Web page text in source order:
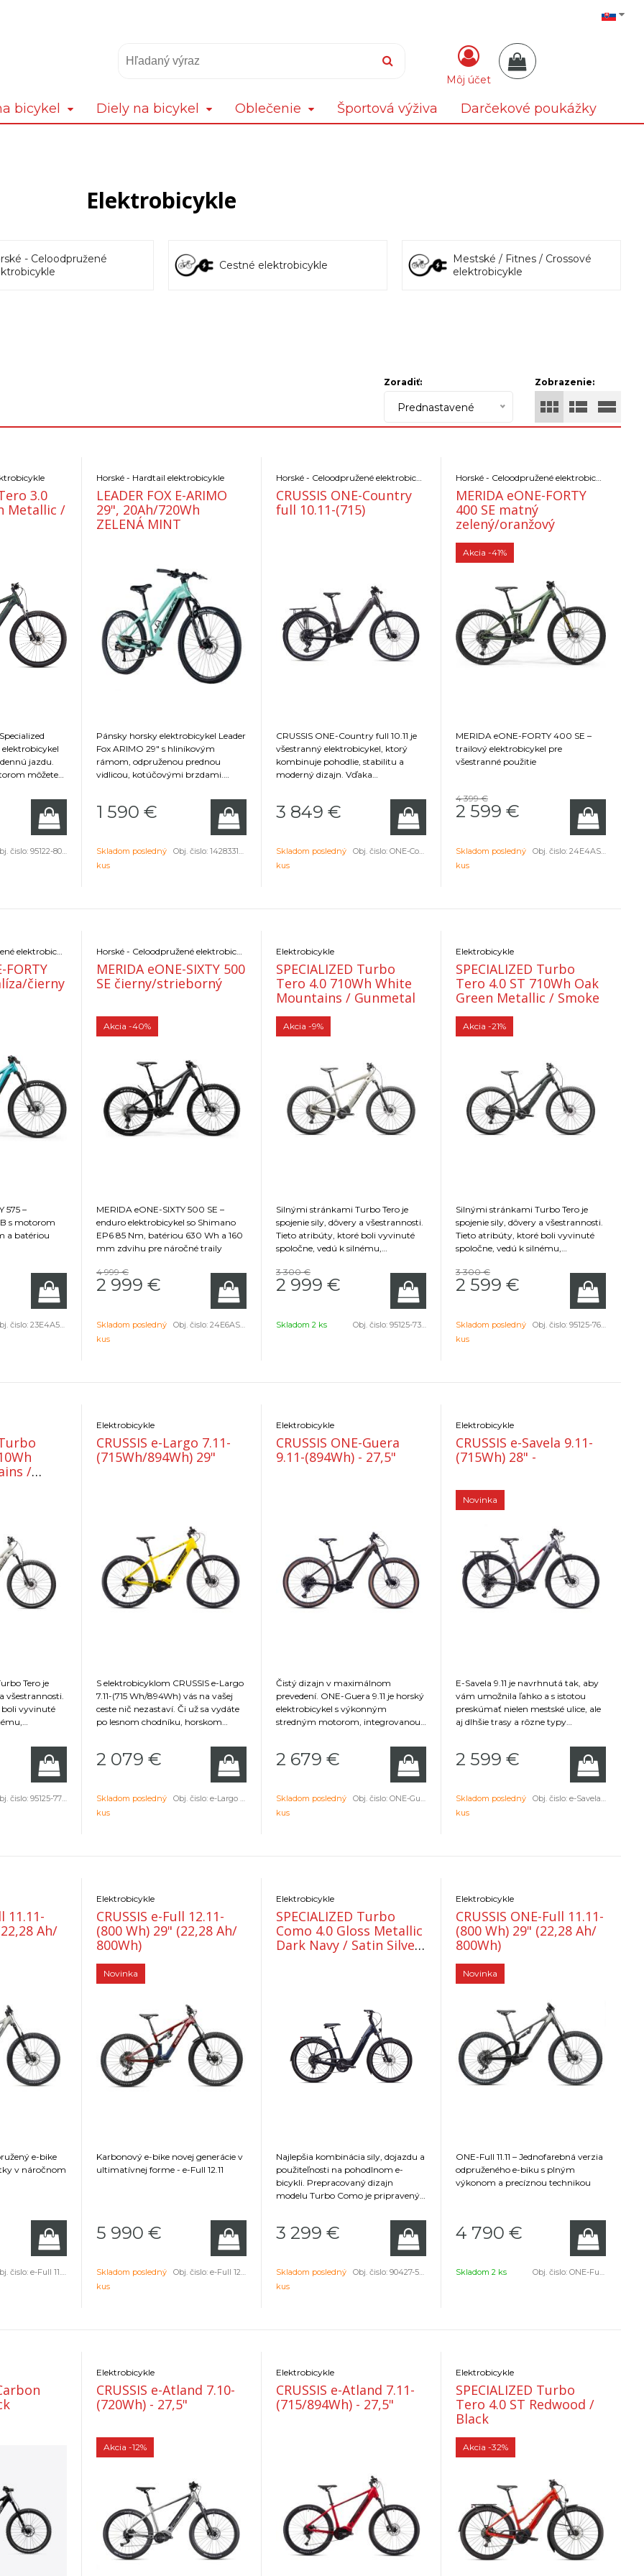
Môj účet
bicykel Diely na bicykel Oblečenie Športová výživa Darčekové poukážky
Elektrobicykle
- Celoodpružené
Cestné elektrobicykle
Mestské / Fitnes / Crossové
elektrobicykle
Zobrazenie:
Zoradiť:
Prednastavené
3.0
Metallic /
elektrobicykel
jazdu.
môžete
môžete
bicykel, s
náklad.
čislo: 95122-8005
Horské - Hardtail elektrobicykle
LEADER FOX E-ARIMO
29", 20Ah/720Wh
ZELENÁ MINT
Pánsky horsky elektrobicykel Leader
Fox ARIMO 29" s hliníkovým
rámom, odpruženou prednou
vidlicou, kotúčovými brzdami.
vzrušení a zábave počas jazdy po
chodníku aj v teréne.
1 590 €
Skladom posledný
kus
Obj. čislo: 142833175
Horské - Celoodpružené elektrobicykle
CRUSSIS ONE-Country
full 10.11-(715)
CRUSSIS ONE-Country full 10.11 je
všestranný elektrobicykel, ktorý
kombinuje pohodlie, stabilitu a
moderný dizajn. Vďaka
nástupom je vhodný pre každý
cyklistický plán.
3 849 €
Skladom posledný
kus
Obj. čislo: ONE-Country full 10.11-(715)-17,5
Horské - Celoodpružené elektrobicykle
MERIDA eONE-FORTY
400 SE matný
zelený/oranžový
Akcia -41%
MERIDA eONE-FORTY 400 SE –
trailový elektrobicykel pre
všestranné použitie
4 399 €
2 599 €
Skladom posledný
kus
Obj. čislo: 24E4AS00LA
Horské - Celoodpružené elektrobicykle
FORTY
čierny
575 –
s motorom
a batériou
čislo: 23E4A570LC
Horské - Celoodpružené elektrobicykle
MERIDA eONE-SIXTY 500
SE čierny/strieborný
Akcia -40%
MERIDA eONE-SIXTY 500 SE –
enduro elektrobicykel so Shimano
EP6 85 Nm, batériou 630 Wh a 160
mm zdvihu pre náročné traily
4 999 €
2 999 €
Skladom posledný
kus
Obj. čislo: 24E6AS500MB
Elektrobicykle
SPECIALIZED Turbo
Tero 4.0 710Wh White
Mountains / Gunmetal
Akcia -9%
Silnými stránkami Turbo Tero je
spojenie sily, dôvery a všestrannosti.
Tieto atribúty, ktoré boli vyvinuté
spoločne, vedú k silnému,
bicyklu, na ktorom je radosť jazdiť
všade, od mestských ulíc až po
3 300 €
2 999 €
Skladom 2 ks Obj. čislo: 95125-7305
Elektrobicykle
SPECIALIZED Turbo
Tero 4.0 ST 710Wh Oak
Green Metallic / Smoke
Akcia -21%
Silnými stránkami Turbo Tero je
spojenie sily, dôvery a všestrannosti.
Tieto atribúty, ktoré boli vyvinuté
spoločne, vedú k silnému,
bicyklu, na ktorom je radosť jazdiť
všade, od mestských ulíc až po
3 300 €
2 599 €
Skladom posledný
kus
Obj. čislo: 95125-7604
/
Tero je
všestrannosti.
vyvinuté
radosť jazdiť
ulíc až po
čislo: 95125-7704
Elektrobicykle
CRUSSIS e-Largo 7.11-
(715Wh/894Wh) 29"
S elektrobicyklom CRUSSIS e-Largo
7.11-(715 Wh/894Wh) vás na vašej
ceste nič nezastaví. Či už sa vydáte
po lesnom chodníku, horskom
prírody, tento model vám poskytne
ideálnu kombináciu rýchlosti,
2 079 €
Skladom posledný
kus
Obj. čislo: e-Largo 7.11-(715)-18
Elektrobicykle
CRUSSIS ONE-Guera
9.11-(894Wh) - 27,5"
Čistý dizajn v maximálnom
prevedení. ONE-Guera 9.11 je horský
elektrobicykel s výkonným
stredným motorom, integrovanou
– pripravený na akúkoľvek výzvu v
teréne aj v teréne.
2 679 €
Skladom posledný
kus
Obj. čislo: ONE-Guera 9.11-(894)-17
Elektrobicykle
CRUSSIS e-Savela 9.11-
(715Wh) 28" -
Novinka
E-Savela 9.11 je navrhnutá tak, aby
vám umožnila ľahko a s istotou
preskúmať nielen mestské ulice, ale
aj dlhšie trasy a rôzne typy
ľahký hliníkový rám ponúka ideálnu
kombináciu pevnosti a pohodlia,
ktorú oceníte počas celodenných
2 599 €
Skladom posledný
kus
Obj. čislo: e-Savela-9.11-(715Wh)-18
11.11-
Ah/
e-bike
v náročnom
čislo: e-Full 11.11-(800 Wh)-M
Elektrobicykle
CRUSSIS e-Full 12.11-
(800 Wh) 29" (22,28 Ah/
800Wh)
Novinka
Karbonový e-bike novej generácie v
ultimatívnej forme - e-Full 12.11
5 990 €
Skladom posledný
kus
Obj. čislo: e-Full 12.11-(800 Wh)-M
Elektrobicykle
SPECIALIZED Turbo
Como 4.0 Gloss Metallic
Dark Navy / Satin Silver
Najlepšia kombinácia sily, dojazdu a
použiteľnosti na pohodlnom e-
bicykli. Prepracovaný dizajn
modelu Turbo Como je pripravený
v noci, v daždi alebo v žiare - s
integrovanými svetlami, blatníkmi
a množstvom úložného priestoru.
3 299 €
Skladom posledný
kus
Obj. čislo: 90427-5004
Elektrobicykle
CRUSSIS ONE-Full 11.11-
(800 Wh) 29" (22,28 Ah/
800Wh)
Novinka
ONE-Full 11.11 – Jednofarebná verzia
odpruženého e-biku s plným
výkonom a precíznou technikou
4 790 €
Skladom 2 ks Obj. čislo: ONE-Full 11.11-(800 Wh)-M
Elektrobicykle
CRUSSIS e-Atland 7.10-
(720Wh) - 27,5"
Akcia -12%
Elektrobicykle
CRUSSIS e-Atland 7.11-
(715/894Wh) - 27,5"
Elektrobicykle
SPECIALIZED Turbo
Tero 4.0 ST Redwood /
Black
Akcia -32%